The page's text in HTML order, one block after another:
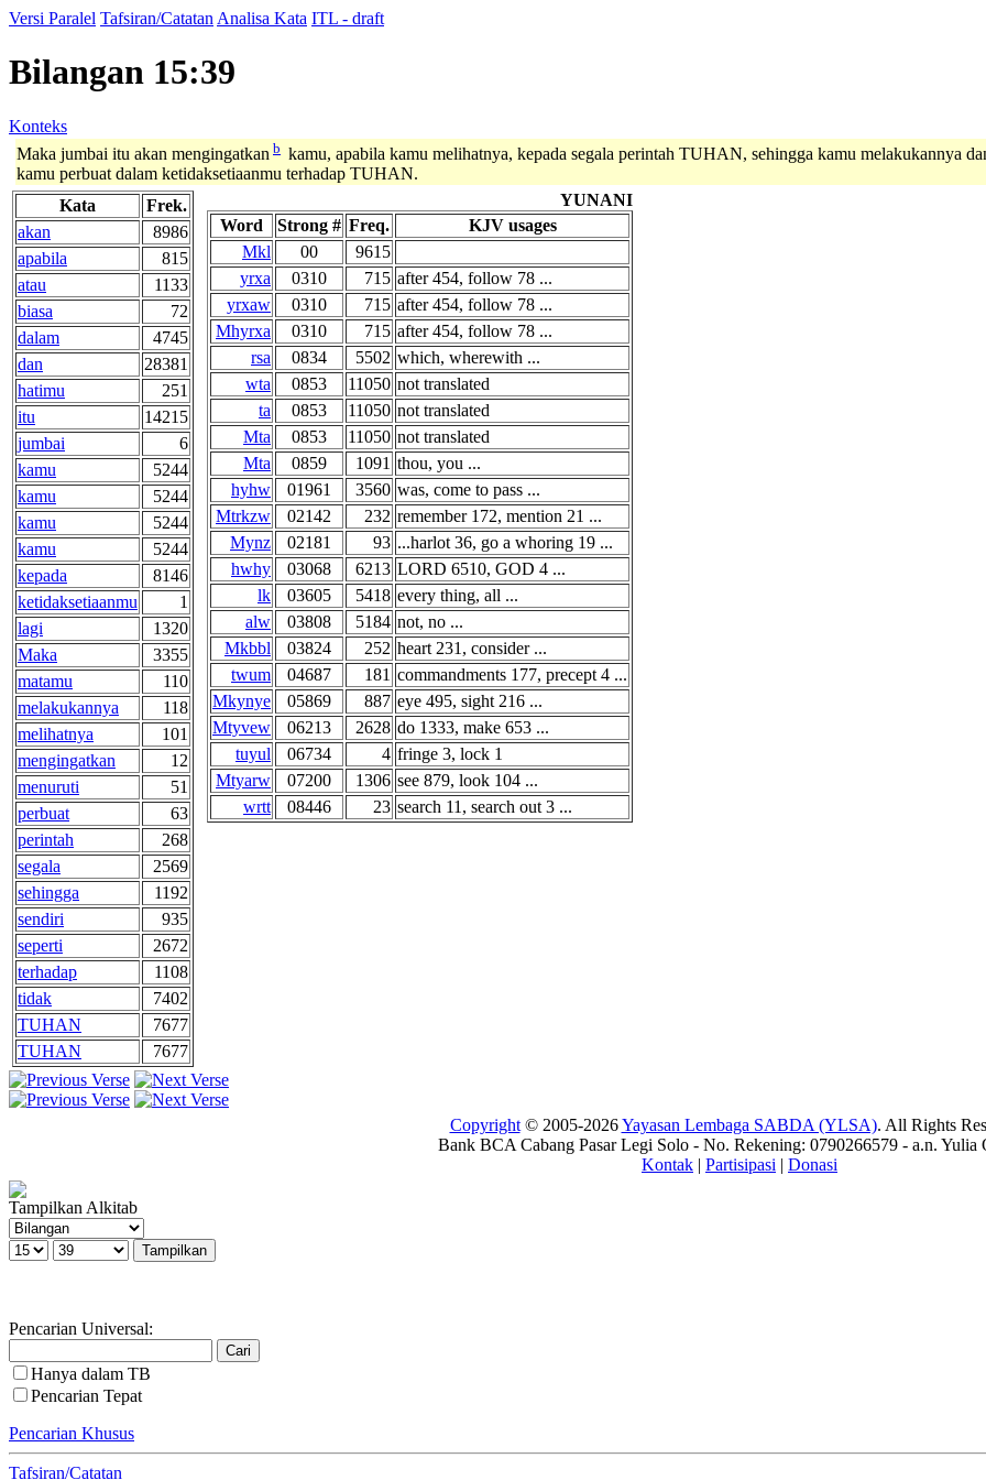
Versi Paralel Tafsiran/Catatan Analisa Kata ITL - draft
Bilangan 15:39
Konteks
Maka jumbai itu akan mengingatkan b kamu, apabila kamu melihatnya, kepada segala perintah TUHAN, sehingga kamu melakukannya
kamu perbuat dalam ketidaksetiaanmu terhadap TUHAN.
Kata
Frek.
akan
8986
apabila
815
atau
1133
biasa
72
dalam
4745
dan
28381
hatimu
251
itu
14215
jumbai
6
kamu
5244
kamu
5244
kamu
5244
kamu
5244
kepada
8146
ketidaksetiaanmu
1
lagi
1320
Maka
3355
matamu
110
melakukannya
118
melihatnya
101
mengingatkan
12
menuruti
51
perbuat
63
perintah
268
segala
2569
sehingga
1192
sendiri
935
seperti
2672
terhadap
1108
tidak
7402
TUHAN
7677
TUHAN
7677
YUNANI
Word
Strong # Freq.
KJV usages
Mkl
00
9615
yrxa
0310 715 after 454, follow 78 ...
yrxaw
0310 715 after 454, follow 78 ...
Mhyrxa
0310 715 after 454, follow 78 ...
rsa
0834 5502 which, wherewith ...
wta
0853 11050 not translated
ta
0853 11050 not translated
Mta
0853 11050 not translated
Mta
0859 1091 thou, you ...
hyhw
01961 3560 was, come to pass ...
Mtrkzw
02142 232 remember 172, mention 21 ...
Mynz
02181 93 ...harlot 36, go a whoring 19 ...
hwhy
03068 6213 LORD 6510, GOD 4 ...
lk
03605 5418 every thing, all ...
alw
03808 5184 not, no ...
Mkbbl
03824 252 heart 231, consider ...
twum
04687 181 commandments 177, precept 4 ...
Mkynye
05869 887 eye 495, sight 216 ...
Mtyvew
06213 2628 do 1333, make 653 ...
tuyul
06734 4 fringe 3, lock 1
Mtyarw
07200 1306 see 879, look 104 ...
wrtt
08446 23 search 11, search out 3 ...
Copyright© 2005-2026Yayasan Lembaga SABDA (YLSA). All Rights
Bank BCA Cabang Pasar Legi Solo - No. Rekening: 0790266579 - a.n. Yulia
Kontak | Partisipasi | Donasi
Tampilkan Alkitab
Pencarian Universal:
Hanya dalam TB
Pencarian Tepat
Pencarian Khusus
Tafsiran/Catatan